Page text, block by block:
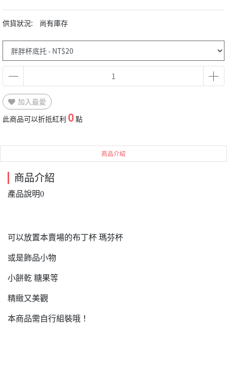
供貨狀況: 尚有庫存
加入最愛
此商品可以折抵紅利 0點
商品介紹
商品介紹
產品說明0
可以放置本賣場的布丁杯 瑪芬杯
或是飾品小物
小餅乾 糖果等
精緻又美觀
本商品需自行組裝哦！